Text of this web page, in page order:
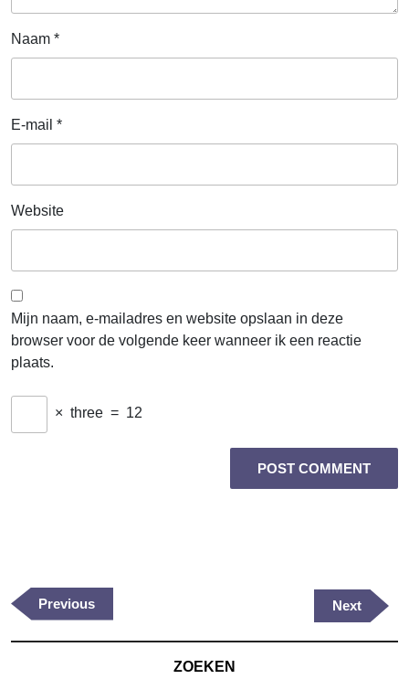
Naam *
E-mail *
Website
Mijn naam, e-mailadres en website opslaan in deze
browser voor de volgende keer wanneer ik een reactie
plaats.
× three = 12
Previous
Post
Previous
Next
Post
Next
ZOEKEN